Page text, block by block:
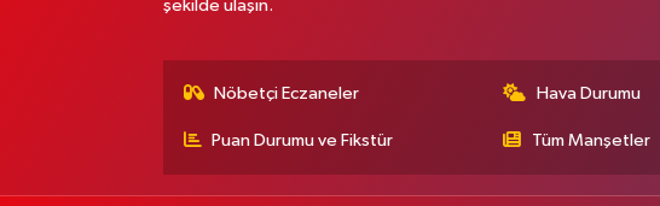
şekilde ulaşın.
Nöbetçi Eczaneler Hava Durumu
Puan Durumu ve Fikstür Tüm Manşetler